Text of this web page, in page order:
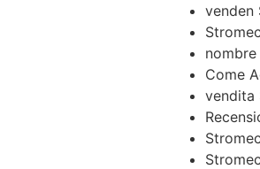
venden
Come
vendita